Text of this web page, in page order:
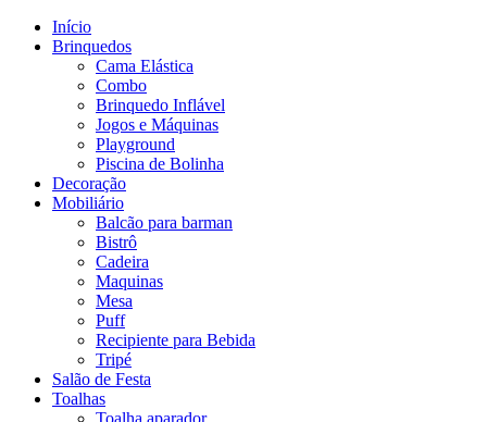
Início
Brinquedos
Cama Elástica
Combo
Brinquedo Inflável
Jogos e Máquinas
Playground
Piscina de Bolinha
Decoração
Mobiliário
Balcão para barman
Bistrô
Cadeira
Maquinas
Mesa
Puff
Recipiente para Bebida
Tripé
Salão de Festa
Toalhas
Toalha aparador